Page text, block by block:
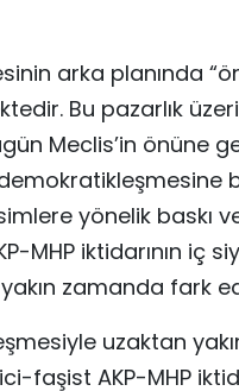
arka planında
Bu pazarlık
Meclis’in önüne
yönelik baskı
MHP iktidarının iç
zamanda fark
uzaktan
faşist AKP-MHP